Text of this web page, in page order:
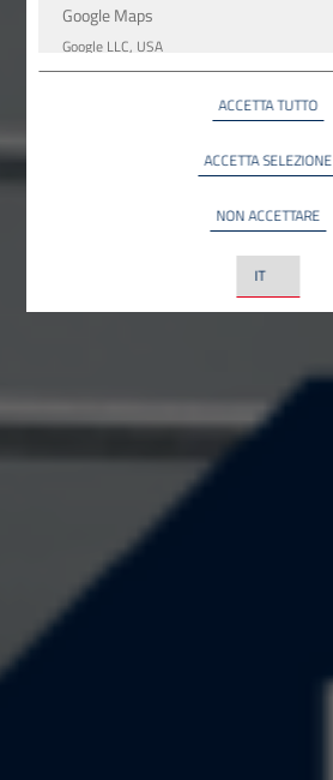
Google Maps
Google LLC, USA
ACCETTA TUTTO
ACCETTA SELEZIONE
NON ACCETTARE